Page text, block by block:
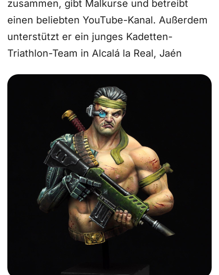
zusammen, gibt Malkurse und betreibt
einen beliebten YouTube-Kanal. Außerdem
unterstützt er ein junges Kadetten-
Triathlon-Team in Alcalá la Real, Jaén